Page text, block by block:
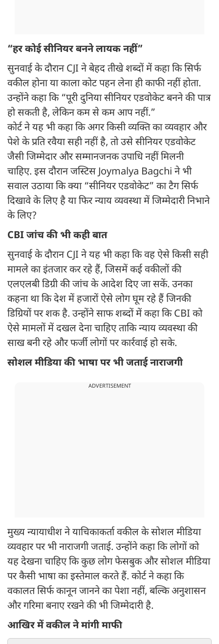
“हर कोई सीनियर बनने लायक नहीं”
सुनवाई के दौरान CJI ने बेहद तीखे शब्दों में कहा कि सिर्फ
वकील होना या काला कोट पहन लेना ही काफी नहीं होता.
उन्होंने कहा कि “पूरी दुनिया सीनियर एडवोकेट बनने की पात्र
हो सकती है, लेकिन कम से कम आप नहीं.”
कोर्ट ने यह भी कहा कि अगर किसी व्यक्ति का व्यवहार और
पेशे के प्रति रवैया सही नहीं है, तो उसे सीनियर एडवोकेट
जैसी जिम्मेदार और सम्मानजनक उपाधि नहीं मिलनी
चाहिए. इस दौरान जस्टिस Joymalya Bagchi ने भी
सवाल उठाया कि क्या “सीनियर एडवोकेट” का टैग सिर्फ
दिखावे के लिए है या फिर न्याय व्यवस्था में जिम्मेदारी निभाने
के लिए?
CBI जांच की भी कही बात
सुनवाई के दौरान CJI ने यह भी कहा कि वह ऐसे किसी सही
मामले का इंतजार कर रहे हैं, जिसमें कई वकीलों की
एलएलबी डिग्री की जांच के आदेश दिए जा सकें. उनका
कहना था कि देश में हजारों ऐसे लोग घूम रहे हैं जिनकी
डिग्रियों पर शक है. उन्होंने साफ शब्दों में कहा कि CBI को
ऐसे मामलों में दखल देना चाहिए ताकि न्याय व्यवस्था की
साख बनी रहे और फर्जी लोगों पर कार्रवाई हो सके.
सोशल मीडिया की भाषा पर भी जताई नाराजगी
ADVERTISEMENT
मुख्य न्यायाधीश ने याचिकाकर्ता वकील के सोशल मीडिया
व्यवहार पर भी नाराजगी जताई. उन्होंने कहा कि लोगों को
यह देखना चाहिए कि कुछ लोग फेसबुक और सोशल मीडिया
पर कैसी भाषा का इस्तेमाल करते हैं. कोर्ट ने कहा कि
वकालत सिर्फ कानून जानने का पेशा नहीं, बल्कि अनुशासन
और गरिमा बनाए रखने की भी जिम्मेदारी है.
आखिर में वकील ने मांगी माफी